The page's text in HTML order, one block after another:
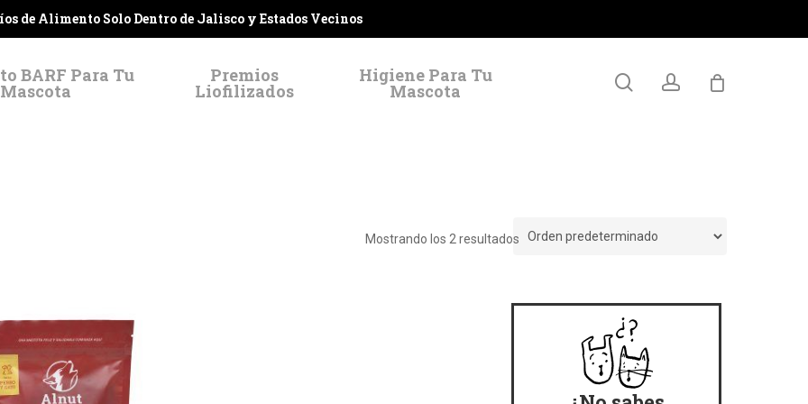
de Alimento Solo Dentro de Jalisco y Estados Vecinos
BARF Para Tu
Mascota
Premios
Liofilizados
Higiene Para Tu
Mascota searchaccount
Mostrando los 2 resultados